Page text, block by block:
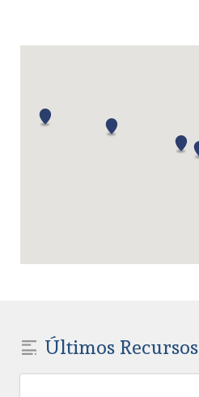
Últimos Recursos